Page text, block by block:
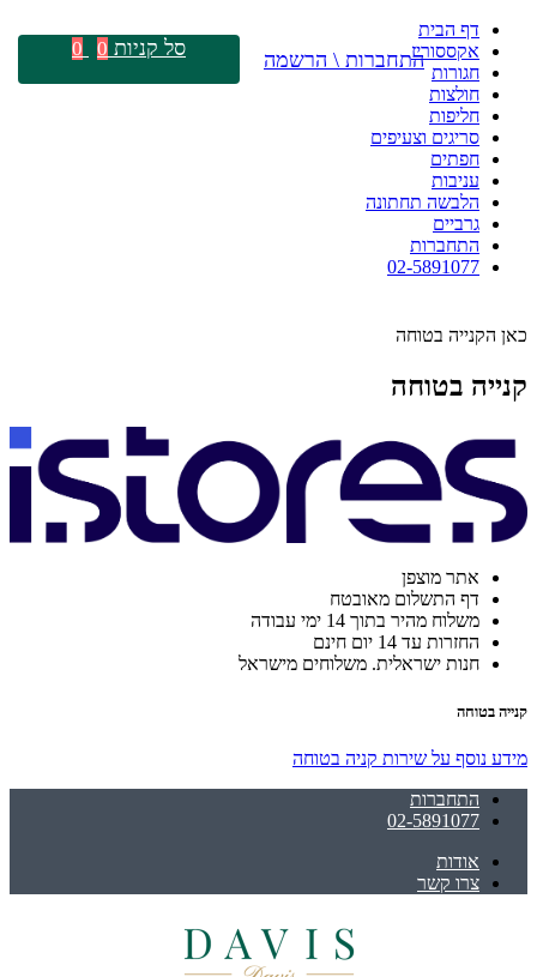
דף הבית
אקססוריז
חגורות
חולצות
חליפות
סריגים וצעיפים
חפתים
עניבות
הלבשה תחתונה
גרביים
התחברות
02-5891077
כאן הקנייה בטוחה
קנייה בטוחה
אתר מוצפן
דף התשלום מאובטח
משלוח מהיר בתוך 14 ימי עבודה
החזרות עד 14 יום חינם
חנות ישראלית. משלוחים מישראל
קנייה בטוחה
מידע נוסף על שירות קניה בטוחה
התחברות
02-5891077
אודות
צרו קשר
התחברות \ הרשמה סל קניות 0
0